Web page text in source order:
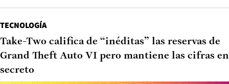
TECNOLOGÍA
Take-Two califica de “inéditas” las reservas de
Grand Theft Auto VI pero mantiene las cifras en
secreto